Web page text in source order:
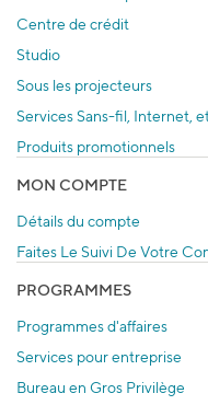
Centre de crédit
Studio
Sous les projecteurs
Services Sans-fil, Internet,
Produits promotionnels
MON COMPTE
Détails du compte
Faites Le Suivi De Votre
PROGRAMMES
Programmes d'affaires
Services pour entreprise
Bureau en Gros Privilège